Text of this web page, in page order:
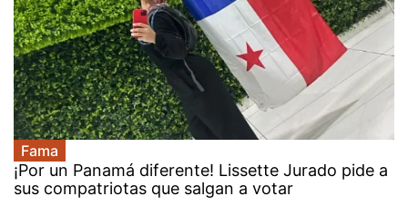
Fama
¡Por un Panamá diferente! Lissette Jurado pide a
sus compatriotas que salgan a votar